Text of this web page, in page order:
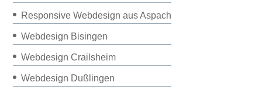
Responsive Webdesign aus Aspach
Webdesign Bisingen
Webdesign Crailsheim
Webdesign Dußlingen